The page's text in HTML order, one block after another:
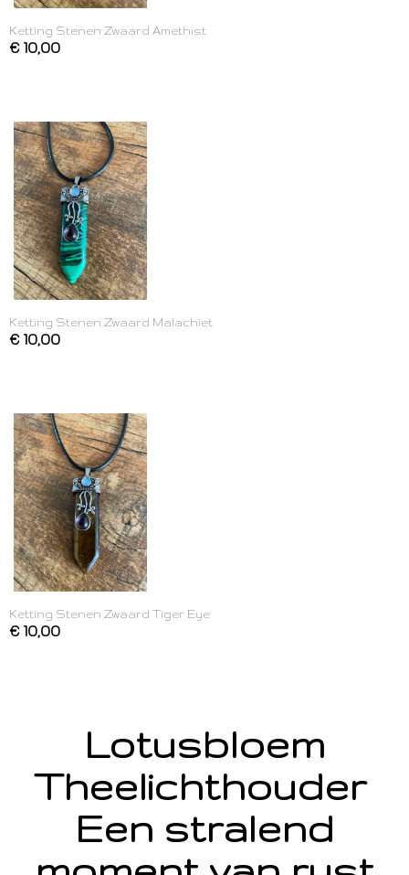
Ketting Stenen Zwaard Amethist
€ 10,00
Ketting Stenen Zwaard Malachiet
€ 10,00
Ketting Stenen Zwaard Tiger Eye
€ 10,00
Lotusbloem
Theelichthouder
Een stralend